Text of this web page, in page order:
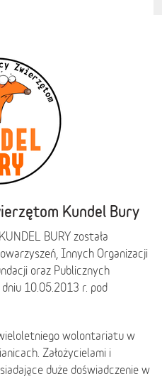
Kundel Bury
BURY została
Innych Organizacji
oraz Publicznych
10.05.2013 r. pod
wolontariatu w
Założycielami i
duże doświadczenie w